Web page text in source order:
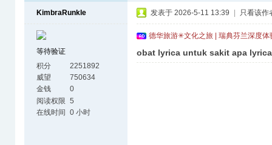
KimbraRunkle
等待验证
积分
2251892
威望
750634
金钱
0
阅读权限 5
在线时间 0 小时
发表于 2026-5-11 13:39 只看该作
德华旅游✳文化之旅 | 瑞典芬兰深度
obat lyrica untuk sakit apa